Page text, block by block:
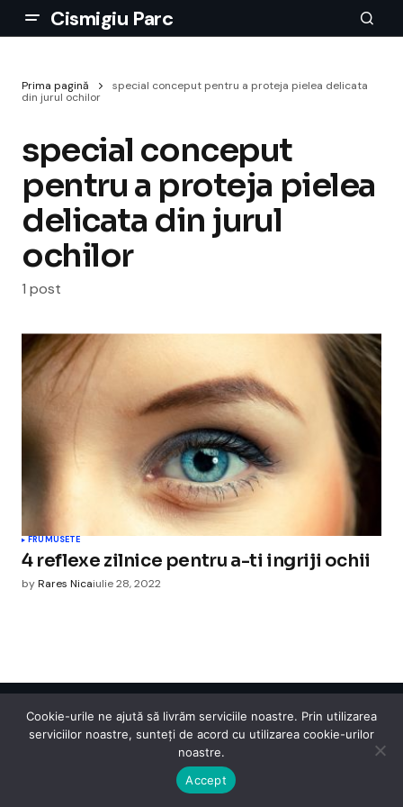
Cismigiu Parc
Prima pagină
special conceput pentru a proteja pielea delicata
din jurul ochilor
special conceput
pentru a proteja pielea
delicata din jurul
ochilor
1 post
FRUMUSETE
4 reflexe zilnice pentru a-ti ingriji ochii
byRares Nicaiulie 28, 2022
Cismigiu Parc
© 2024 CismigiuParc. All Rights Reserved.
ModaSarbatori
Cookie-urile ne ajută să livrăm serviciile noastre. Prin utilizarea
serviciilor noastre, sunteți de acord cu utilizarea cookie-urilor
noastre.
Accept